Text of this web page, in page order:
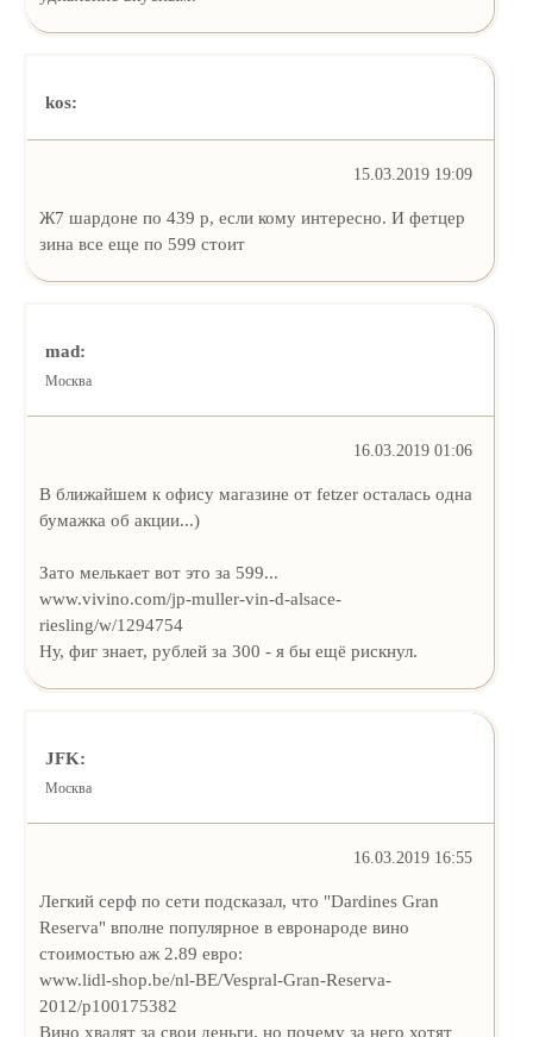
kos:
15.03.2019 19:09
Ж7 шардоне по 439 р, если кому интересно. И фетцер
зина все еще по 599 стоит
mad:
Москва
16.03.2019 01:06
В ближайшем к офису магазине от fetzer осталась одна
бумажка об акции...)
Зато мелькает вот это за 599...
www.vivino.com/jp-muller-vin-d-alsace-
riesling/w/1294754
Ну, фиг знает, рублей за 300 - я бы ещё рискнул.
JFK:
Москва
16.03.2019 16:55
Легкий серф по сети подсказал, что "Dardines Gran
Reserva" вполне популярное в евронароде вино
стоимостью аж 2.89 евро:
www.lidl-shop.be/nl-BE/Vespral-Gran-Reserva-
2012/p100175382
Вино хвалят за свои деньги, но почему за него хотят